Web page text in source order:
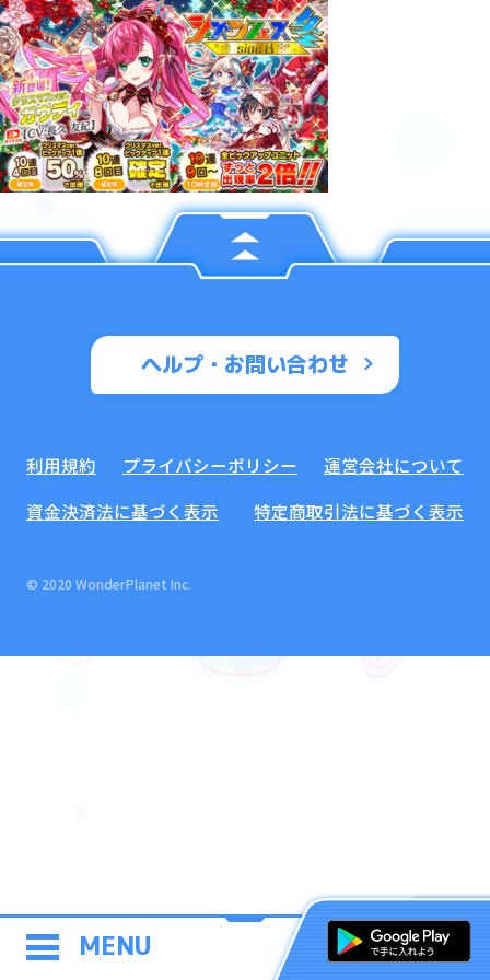
MENU
ヘルプ・お問い合わせ
利用規約 プライバシーポリシー
運営会社について
資金決済法に基づく表示
特定商取引法に基づく表示
© 2020 WonderPlanet Inc.